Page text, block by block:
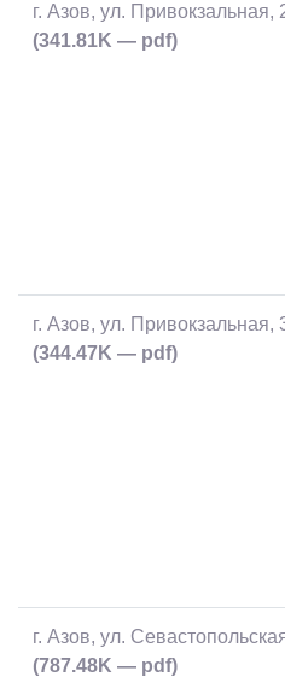
г. Азов, ул. Привокзальная,
(341.81K — pdf)
г. Азов, ул. Привокзальная,
(344.47K — pdf)
г. Азов, ул.
(787.48K — pdf)